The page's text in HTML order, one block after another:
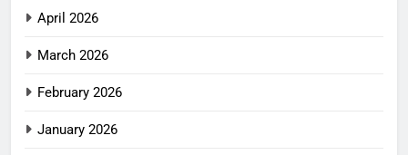
April 2026
March 2026
February 2026
January 2026